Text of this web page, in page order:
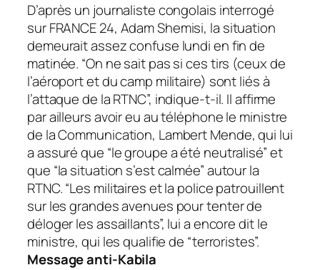
D’après un journaliste congolais interrogé
sur FRANCE 24, Adam Shemisi, la situation
demeurait assez confuse lundi en fin de
matinée. “On ne sait pas si ces tirs (ceux de
l’aéroport et du camp militaire) sont liés à
l’attaque de la RTNC”, indique-t-il. Il affirme
par ailleurs avoir eu au téléphone le ministre
de la Communication, Lambert Mende, qui lui
a assuré que “le groupe a été neutralisé” et
que “la situation s’est calmée” autour la
RTNC. “Les militaires et la police patrouillent
sur les grandes avenues pour tenter de
déloger les assaillants”, lui a encore dit le
ministre, qui les qualifie de “terroristes”.
Message anti-Kabila